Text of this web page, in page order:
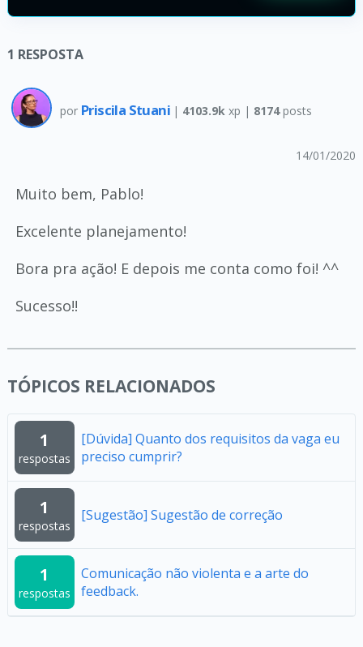
1 RESPOSTA
por Priscila Stuani | 4103.9k xp | 8174posts
14/01/2020
Muito bem, Pablo!
Excelente planejamento!
Bora pra ação! E depois me conta como foi! ^^
Sucesso!!
TÓPICOS RELACIONADOS
1
respostas
[Dúvida] Quanto dos requisitos da vaga eu
preciso cumprir?
1
respostas
[Sugestão] Sugestão de correção
1
respostas
Comunicação não violenta e a arte do
feedback.